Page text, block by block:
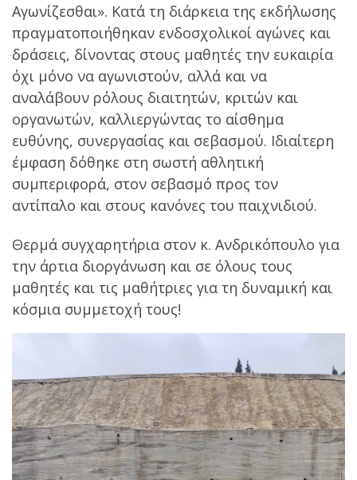
Αγωνίζεσθαι». Κατά τη διάρκεια της εκδήλωσης
πραγματοποιήθηκαν ενδοσχολικοί αγώνες και
δράσεις, δίνοντας στους μαθητές την ευκαιρία
όχι μόνο να αγωνιστούν, αλλά και να
αναλάβουν ρόλους διαιτητών, κριτών και
οργανωτών, καλλιεργώντας το αίσθημα
ευθύνης, συνεργασίας και σεβασμού. Ιδιαίτερη
έμφαση δόθηκε στη σωστή αθλητική
συμπεριφορά, στον σεβασμό προς τον
αντίπαλο και στους κανόνες του παιχνιδιού.
Θερμά συγχαρητήρια στον κ. Ανδρικόπουλο για
την άρτια διοργάνωση και σε όλους τους
μαθητές και τις μαθήτριες για τη δυναμική και
κόσμια συμμετοχή τους!